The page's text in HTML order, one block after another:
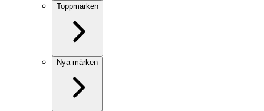
Toppmärken
Nya märken